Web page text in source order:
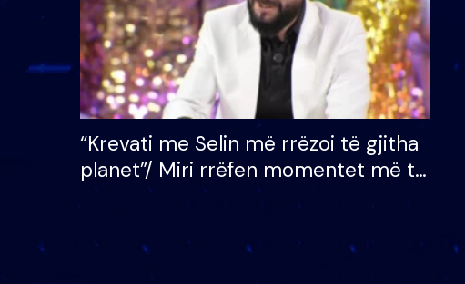
“Krevati me Selin më rrëzoi të gjitha
planet”/ Miri rrëfen momentet më të
bukura në shtëpinë e BB VIP: Do më